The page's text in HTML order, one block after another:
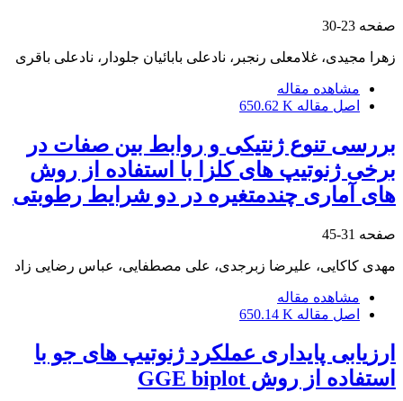
صفحه 23-30
زهرا مجیدی، غلامعلی رنجبر، نادعلی بابائیان جلودار، نادعلی باقری
مشاهده مقاله
اصل مقاله 650.62 K
بررسی تنوع ژنتیکی و روابط بین صفات در
برخی ژنوتیپ‏ های کلزا با استفاده از روش‏
های آماری چندمتغیره در دو شرایط رطوبتی
صفحه 31-45
مهدی کاکایی، علیرضا زبرجدی، علی مصطفایی، عباس رضایی زاد
مشاهده مقاله
اصل مقاله 650.14 K
ارزیابی پایداری عملکرد ژنوتیپ‏ های جو با
استفاده از روش GGE biplot